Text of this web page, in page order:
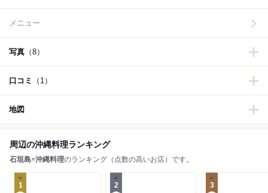
メニュー
写真 （8）
口コミ （1）
地図
周辺の沖縄料理ランキング
石垣島×沖縄料理のランキング（点数の高いお店）です。
1 2 3